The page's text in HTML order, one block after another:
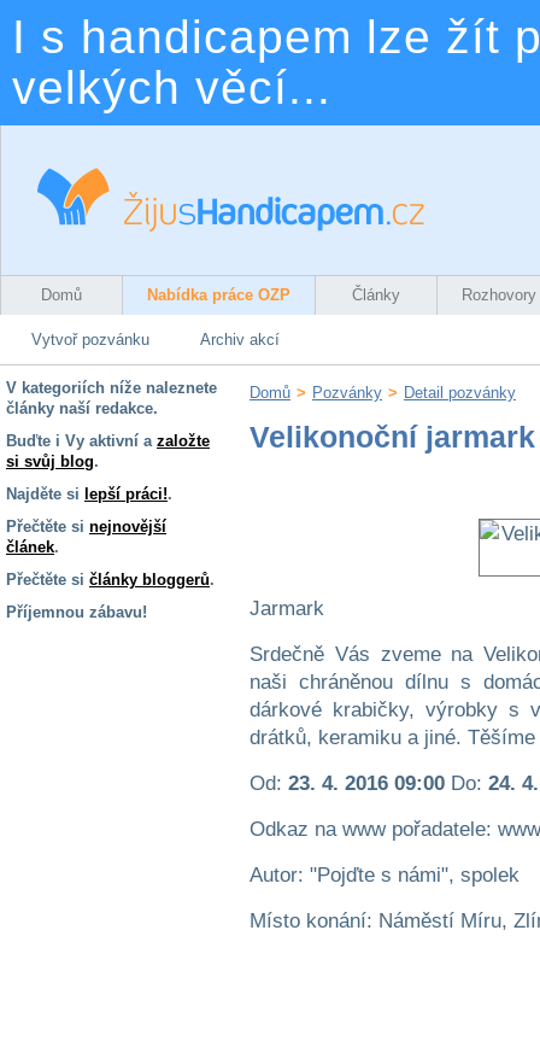
I s handicapem lze žít
velkých věcí...
Domů Nabídka práce OZP Články Rozhovory
Vytvoř pozvánku Archiv akcí
V kategoriích níže naleznete
články naší redakce.
Buďte i Vy aktivní a založte
si svůj blog.
Najděte si lepší práci!.
Přečtěte si nejnovější
článek.
Přečtěte si články bloggerů.
Příjemnou zábavu!
Domů > Pozvánky > Detail pozvánky
Velikonoční
Jarmark
Srdečně Vás zveme na
naši chráněnou dílnu s
dárkové krabičky, výrobky s
drátků, keramiku a jiné.
Od: 23. 4. 2016 09:00 Do: 24.
Odkaz na www pořadatele:
Autor: "Pojďte s námi", spolek
Místo konání: Náměstí Míru,